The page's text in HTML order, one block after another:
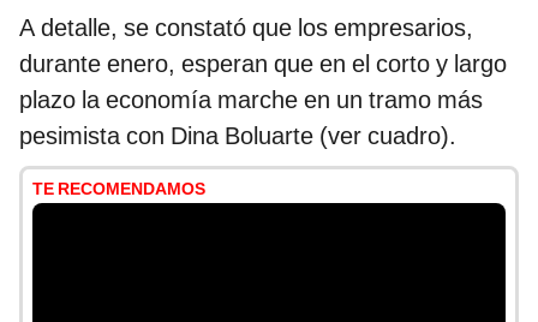
A detalle, se constató que los empresarios,
durante enero, esperan que en el corto y largo
plazo la economía marche en un tramo más
pesimista con Dina Boluarte (ver cuadro).
TE RECOMENDAMOS